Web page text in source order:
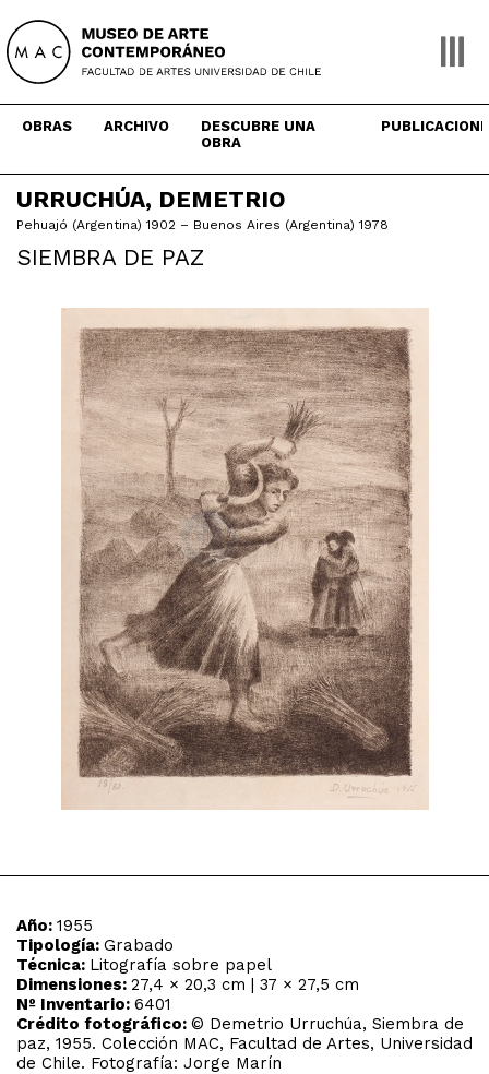
content
OBRAS ARCHIVO
DESCUBRE UNA
OBRA
URRUCHÚA, DEMETRIO
Pehuajó (Argentina) 1902 – Buenos Aires (Argentina) 1978
SIEMBRA DE PAZ
Año: 1955
Tipología: Grabado
Técnica: Litografía sobre papel
Dimensiones: 27,4 × 20,3 cm | 37 × 27,5 cm
Nº Inventario: 6401
Crédito fotográfico: © Demetrio Urruchúa, Siembra de
paz, 1955. Colección MAC, Facultad de Artes, Universidad
de Chile. Fotografía: Jorge Marín